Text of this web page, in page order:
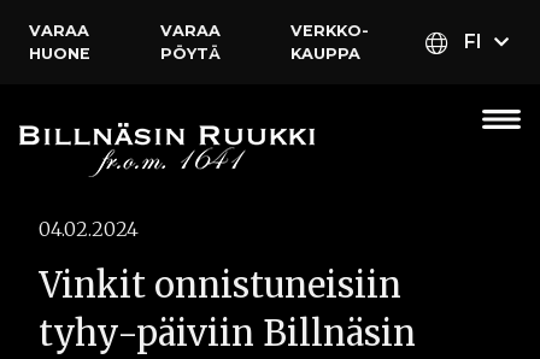
VARAA
HUONE
VARAA
PÖYTÄ
VERKKO­
KAUPPA
FI
04.02.2024
Vinkit onnistuneisiin
tyhy-päiviin Billnäsin